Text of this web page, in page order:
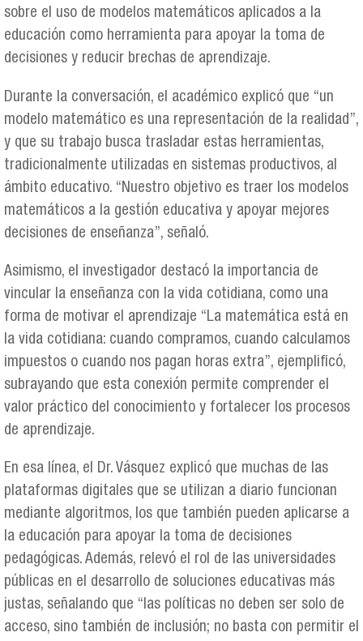
sobre el uso de modelos matemáticos aplicados a la
educación como herramienta para apoyar la toma de
decisiones y reducir brechas de aprendizaje.
Durante la conversación, el académico explicó que “un
modelo matemático es una representación de la realidad”,
y que su trabajo busca trasladar estas herramientas,
tradicionalmente utilizadas en sistemas productivos, al
ámbito educativo. “Nuestro objetivo es traer los modelos
matemáticos a la gestión educativa y apoyar mejores
decisiones de enseñanza”, señaló.
Asimismo, el investigador destacó la importancia de
vincular la enseñanza con la vida cotidiana, como una
forma de motivar el aprendizaje “La matemática está en
la vida cotidiana: cuando compramos, cuando calculamos
impuestos o cuando nos pagan horas extra”, ejemplificó,
subrayando que esta conexión permite comprender el
valor práctico del conocimiento y fortalecer los procesos
de aprendizaje.
En esa línea, el Dr. Vásquez explicó que muchas de las
plataformas digitales que se utilizan a diario funcionan
mediante algoritmos, los que también pueden aplicarse a
la educación para apoyar la toma de decisiones
pedagógicas. Además, relevó el rol de las universidades
públicas en el desarrollo de soluciones educativas más
justas, señalando que “las políticas no deben ser solo de
acceso, sino también de inclusión; no basta con permitir el